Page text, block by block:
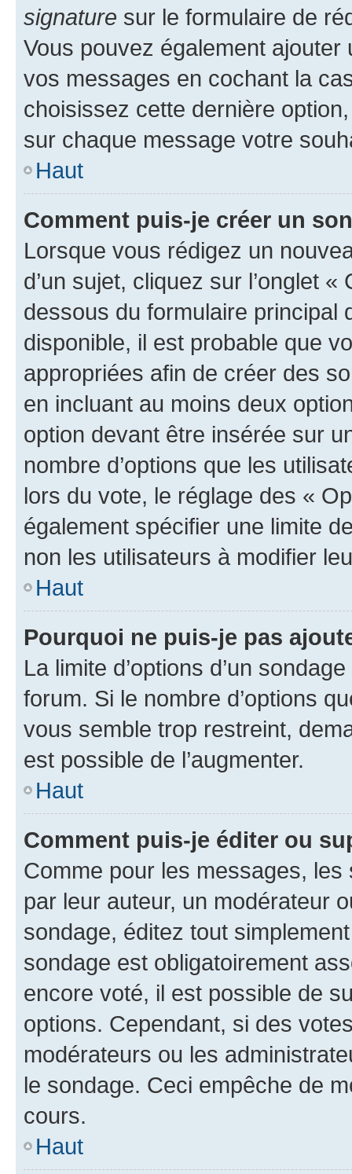
signature sur le formulaire de
Vous pouvez également
vos messages en cochant la
choisissez cette dernière
sur chaque message votre
Haut
Comment puis-je créer un
Lorsque vous rédigez un
d’un sujet, cliquez sur l’onglet
dessous du formulaire principal
disponible, il est probable que
appropriées afin de créer des
en incluant au moins deux
option devant être insérée sur
nombre d’options que les
lors du vote, le réglage des «
également spécifier une limite
non les utilisateurs à modifier
Haut
Pourquoi ne puis-je pas
La limite d’options d’un
forum. Si le nombre d’options
vous semble trop restreint,
est possible de l’augmenter.
Haut
Comment puis-je éditer ou
Comme pour les messages,
par leur auteur, un modérateur
sondage, éditez tout
sondage est obligatoirement
encore voté, il est possible de
options. Cependant, si des
modérateurs ou les
le sondage. Ceci empêche de
cours.
Haut